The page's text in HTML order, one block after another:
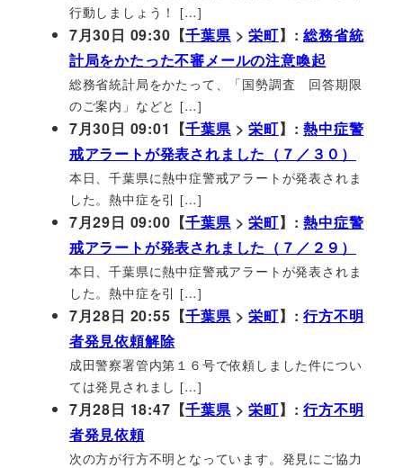
行動しましょう！ […]
7月30日 09:30【千葉県 >栄町】:総務省統
計局をかたった不審メールの注意喚起
総務省統計局をかたって、「国勢調査 回答期限
のご案内」などと […]
7月30日 09:01【千葉県 >栄町】:熱中症警
戒アラートが発表されました（７／３０）
本日、千葉県に熱中症警戒アラートが発表されま
した。熱中症を引 […]
7月29日 09:00【千葉県 >栄町】:熱中症警
戒アラートが発表されました（７／２９）
本日、千葉県に熱中症警戒アラートが発表されま
した。熱中症を引 […]
7月28日 20:55【千葉県 >栄町】:行方不明
者発見依頼解除
成田警察署管内第１６号で依頼しました件につい
ては発見されまし […]
7月28日 18:47【千葉県 >栄町】:行方不明
者発見依頼
次の方が行方不明となっています。発見にご協力